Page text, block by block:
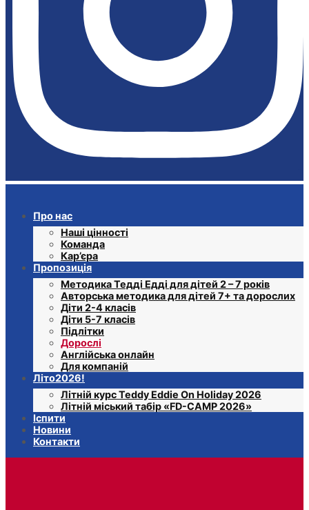
Про нас
Наші цінності
Команда
Кар’єра
Пропозиція
Методика Тедді Едді для дітей 2 – 7 років
Авторська методика для дітей 7+ та дорослих
Діти 2-4 класів
Діти 5-7 класів
Підлітки
Дорослі
Англійська онлайн
Для компаній
Літо2026!
Літній курс Teddy Eddie On Holiday 2026
Літній міський табір «FD-CAMP 2026»
Іспити
Новини
Контакти